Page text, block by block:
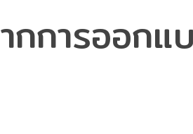
การออกแ